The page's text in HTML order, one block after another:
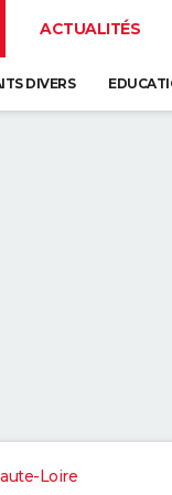
ACTUALITÉS
DIVERS
Loire